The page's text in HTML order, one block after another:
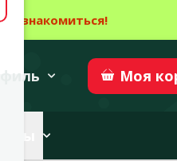
Ознакомиться!
Участвовать
Моя